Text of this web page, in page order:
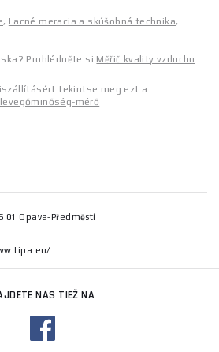
, Lacné meracia a skúšobná technika,
Prohlédněte si Měřič kvality vzduchu
tekintse meg ezt a
levegőminőség-mérő
01 Opava-Předměstí
NÁS TIEŽ NA